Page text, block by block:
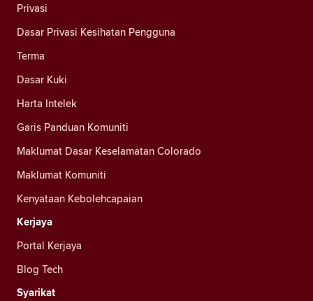
Privasi
Dasar Privasi Kesihatan Pengguna
Terma
Dasar Kuki
Harta Intelek
Garis Panduan Komuniti
Maklumat Dasar Keselamatan Colorado
Maklumat Komuniti
Kenyataan Kebolehcapaian
Kerjaya
Portal Kerjaya
Blog Tech
Syarikat